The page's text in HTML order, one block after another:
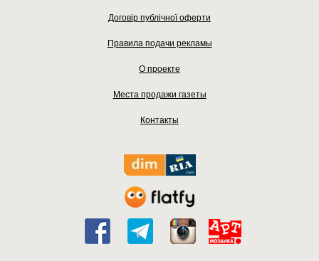
Договір публічної оферти
Правила подачи рекламы
О проекте
Места продажи газеты
Контакты